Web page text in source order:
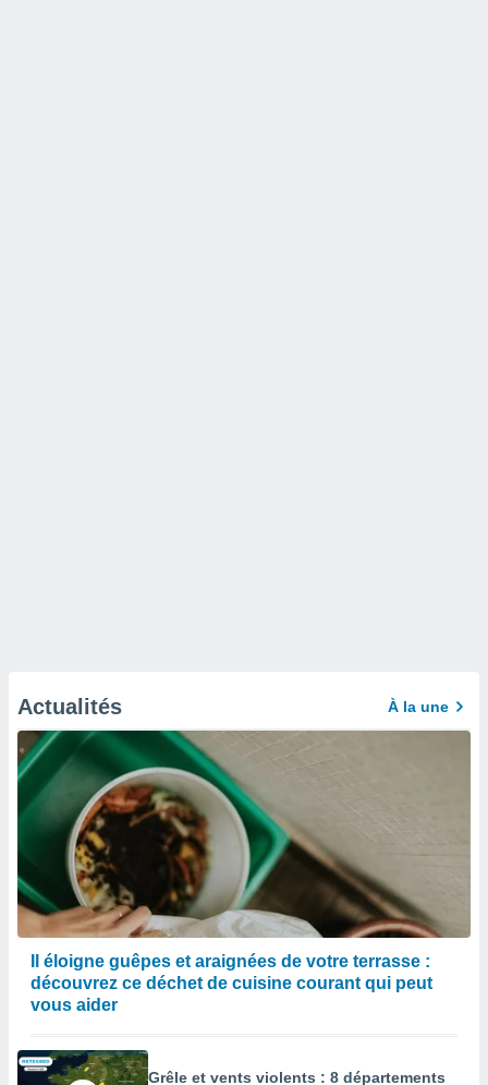
Actualités À la une
Il éloigne guêpes et araignées de votre terrasse :
découvrez ce déchet de cuisine courant qui peut
vous aider
Grêle et vents violents : 8 départements